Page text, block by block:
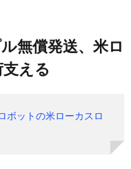
える
ボットの米ローカスロ